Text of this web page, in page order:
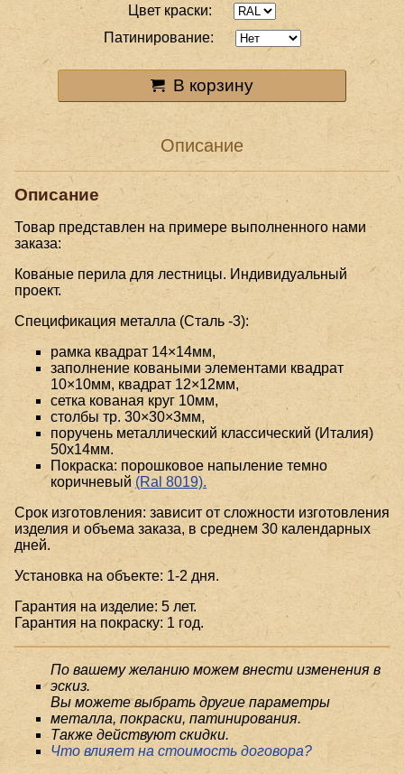
Цвет краски:
Патинирование:
В корзину
Описание
Описание
Товар представлен на примере выполненного нами
заказа:
Кованые перила для лестницы. Индивидуальный
проект.
Спецификация металла (Сталь -3):
рамка квадрат 14×14мм,
заполнение коваными элементами квадрат
10×10мм, квадрат 12×12мм,
сетка кованая круг 10мм,
столбы тр. 30×30×3мм,
поручень металлический классический (Италия)
50x14мм.
Покраска: порошковое напыление темно
коричневый (Ral 8019).
Срок изготовления: зависит от сложности изготовления
изделия и объема заказа, в среднем 30 календарных
дней.
Установка на объекте: 1-2 дня.
Гарантия на изделие: 5 лет.
Гарантия на покраску: 1 год.
По вашему желанию можем внести изменения в
эскиз.
Вы можете выбрать другие параметры
металла, покраски, патинирования.
Также действуют скидки.
Что влияет на стоимость договора?